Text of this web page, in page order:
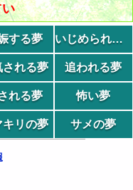
する夢 いじめられる夢
される夢 追われる夢
れる夢 怖い夢
キリの夢 サメの夢